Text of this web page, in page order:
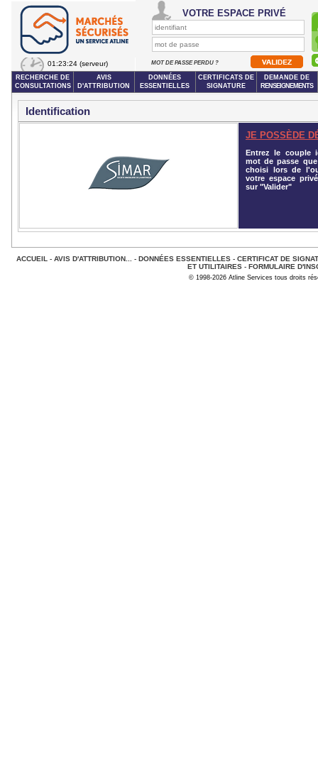
01:23:24 (serveur)
VOTRE ESPACE PRIVÉ
MOT DE PASSE PERDU ?
RECHERCHE DE
CONSULTATIONS
AVIS
D'ATTRIBUTION
DONNÉES
ESSENTIELLES
CERTIFICATS DE
SIGNATURE
DEMANDE DE
RENSEIGNEMENTS
Identification
JE POSSÈDE
Entrez le couple
mot de passe
choisi lors de
votre espace
sur "Valider"
ACCUEIL - AVIS D'ATTRIBUTION... - DONNÉES ESSENTIELLES- CERTIFICAT DE
ET UTILITAIRES - FORMULAIRE
© 1998-2026 Atline Services tous droits